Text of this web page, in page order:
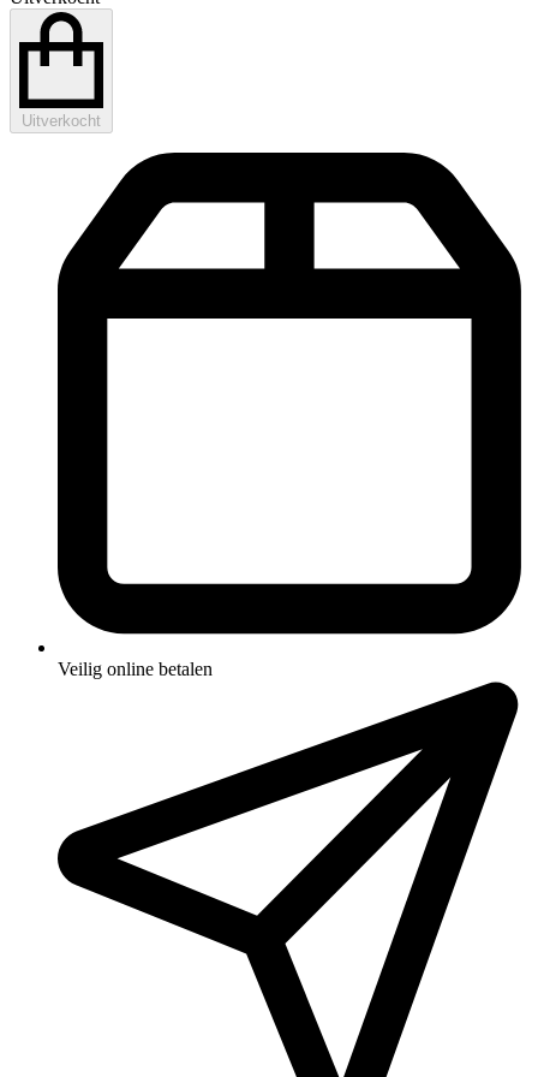
Uitverkocht
Veilig online betalen